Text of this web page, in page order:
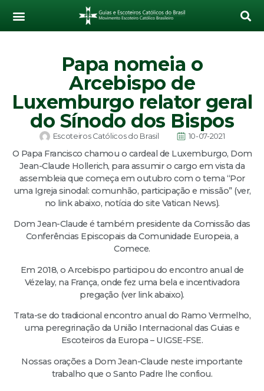
Papa nomeia o
Arcebispo de
Luxemburgo relator geral
do Sínodo dos Bispos
Escoteiros Católicos do Brasil 10-07-2021
O Papa Francisco chamou o cardeal de Luxemburgo, Dom
Jean-Claude Hollerich, para assumir o cargo em vista da
assembleia que começa em outubro com o tema “Por
uma Igreja sinodal: comunhão, participação e missão” (ver,
no link abaixo, notícia do site Vatican News).
Dom Jean-Claude é também presidente da Comissão das
Conferências Episcopais da Comunidade Europeia, a
Comece.
Em 2018, o Arcebispo participou do encontro anual de
Vézelay, na França, onde fez uma bela e incentivadora
pregação (ver link abaixo).
Trata-se do tradicional encontro anual do Ramo Vermelho,
uma peregrinação da União Internacional das Guias e
Escoteiros da Europa – UIGSE-FSE.
Nossas orações a Dom Jean-Claude neste importante
trabalho que o Santo Padre lhe confiou.